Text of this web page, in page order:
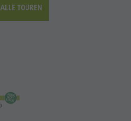
ALLE TOUREN